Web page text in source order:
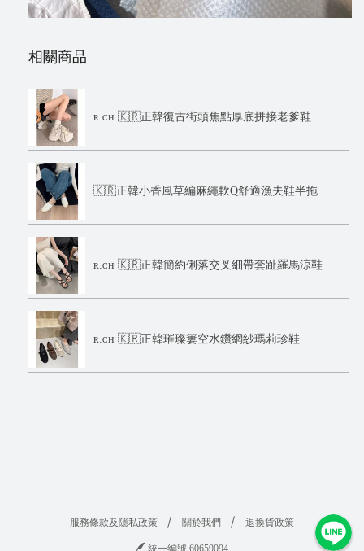
相關商品
ʀ.ᴄʜ 🇰🇷正韓復古街頭焦點厚底拼接老爹鞋
🇰🇷正韓小香風草編麻繩軟Q舒適漁夫鞋半拖
ʀ.ᴄʜ 🇰🇷正韓簡約俐落交叉細帶套趾羅馬涼鞋
ʀ.ᴄʜ 🇰🇷正韓璀璨簍空水鑽網紗瑪莉珍鞋
服務條款及隱私政策 關於我們 退換貨政策
統一編號 60659094